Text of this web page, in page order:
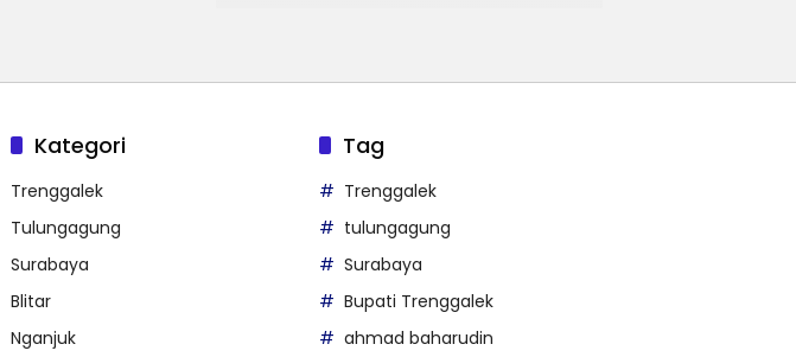
Kategori
Trenggalek
Tulungagung
Surabaya
Blitar
Nganjuk
Tag
Trenggalek
tulungagung
Surabaya
Bupati Trenggalek
ahmad baharudin